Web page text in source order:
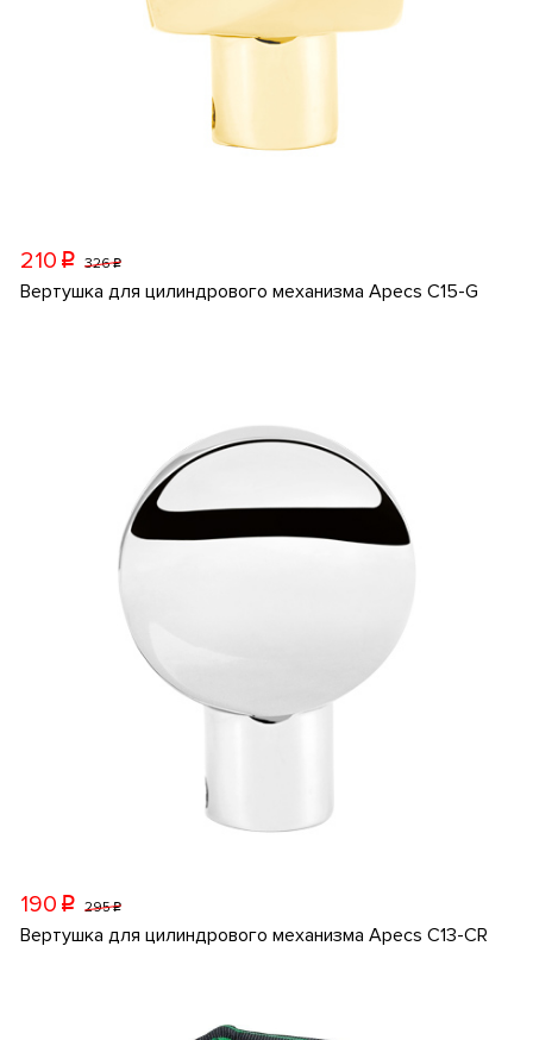
210 p 326p
Вертушка для цилиндрового механизма Apecs C15-G
190 p 295p
Вертушка для цилиндрового механизма Apecs C13-CR